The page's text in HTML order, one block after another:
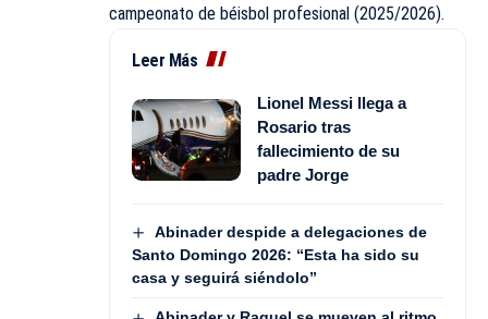
campeonato de béisbol profesional (2025/2026).
Leer Más
Lionel Messi llega a
Rosario tras
fallecimiento de su
padre Jorge
Abinader despide a delegaciones de
Santo Domingo 2026: “Esta ha sido su
casa y seguirá siéndolo”